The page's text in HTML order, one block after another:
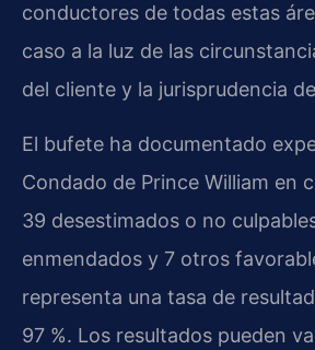
conductores de todas estas
caso a la luz de las
del cliente y la jurisprudencia
El bufete ha documentado
Condado de Prince William en
39 desestimados o no
enmendados y 7 otros
representa una tasa de
97 %. Los resultados pueden